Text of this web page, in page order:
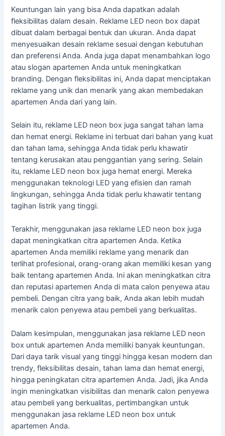
Keuntungan lain yang bisa Anda dapatkan adalah
fleksibilitas dalam desain. Reklame LED neon box dapat
dibuat dalam berbagai bentuk dan ukuran. Anda dapat
menyesuaikan desain reklame sesuai dengan kebutuhan
dan preferensi Anda. Anda juga dapat menambahkan logo
atau slogan apartemen Anda untuk meningkatkan
branding. Dengan fleksibilitas ini, Anda dapat menciptakan
reklame yang unik dan menarik yang akan membedakan
apartemen Anda dari yang lain.
Selain itu, reklame LED neon box juga sangat tahan lama
dan hemat energi. Reklame ini terbuat dari bahan yang kuat
dan tahan lama, sehingga Anda tidak perlu khawatir
tentang kerusakan atau penggantian yang sering. Selain
itu, reklame LED neon box juga hemat energi. Mereka
menggunakan teknologi LED yang efisien dan ramah
lingkungan, sehingga Anda tidak perlu khawatir tentang
tagihan listrik yang tinggi.
Terakhir, menggunakan jasa reklame LED neon box juga
dapat meningkatkan citra apartemen Anda. Ketika
apartemen Anda memiliki reklame yang menarik dan
terlihat profesional, orang-orang akan memiliki kesan yang
baik tentang apartemen Anda. Ini akan meningkatkan citra
dan reputasi apartemen Anda di mata calon penyewa atau
pembeli. Dengan citra yang baik, Anda akan lebih mudah
menarik calon penyewa atau pembeli yang berkualitas.
Dalam kesimpulan, menggunakan jasa reklame LED neon
box untuk apartemen Anda memiliki banyak keuntungan.
Dari daya tarik visual yang tinggi hingga kesan modern dan
trendy, fleksibilitas desain, tahan lama dan hemat energi,
hingga peningkatan citra apartemen Anda. Jadi, jika Anda
ingin meningkatkan visibilitas dan menarik calon penyewa
atau pembeli yang berkualitas, pertimbangkan untuk
menggunakan jasa reklame LED neon box untuk
apartemen Anda.